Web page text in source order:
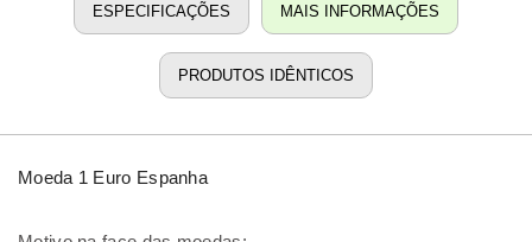
ESPECIFICAÇÕES MAIS INFORMAÇÕES
PRODUTOS IDÊNTICOS
Moeda 1 Euro Espanha